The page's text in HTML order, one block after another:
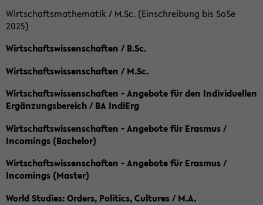
Wirtschaftsmathematik / M.Sc. (Einschreibung bis SoSe
2025)
Wirtschaftswissenschaften / B.Sc.
Wirtschaftswissenschaften / M.Sc.
Wirtschaftswissenschaften - Angebote für den Individuellen
Ergänzungsbereich / BA IndiErg
Wirtschaftswissenschaften - Angebote für Erasmus /
Incomings (Bachelor)
Wirtschaftswissenschaften - Angebote für Erasmus /
Incomings (Master)
World Studies: Orders, Politics, Cultures / M.A.